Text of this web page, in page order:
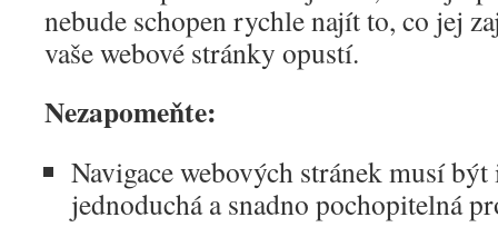
nebude schopen rychle najít to, co jej
vaše webové stránky opustí.
Nezapomeňte:
Navigace webových stránek musí
jednoduchá a snadno pochopitelná